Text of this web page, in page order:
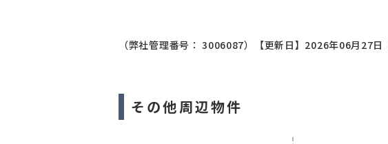
（弊社管理番号： 3006087） 【更新日】2026年06月27日
その他周辺物件